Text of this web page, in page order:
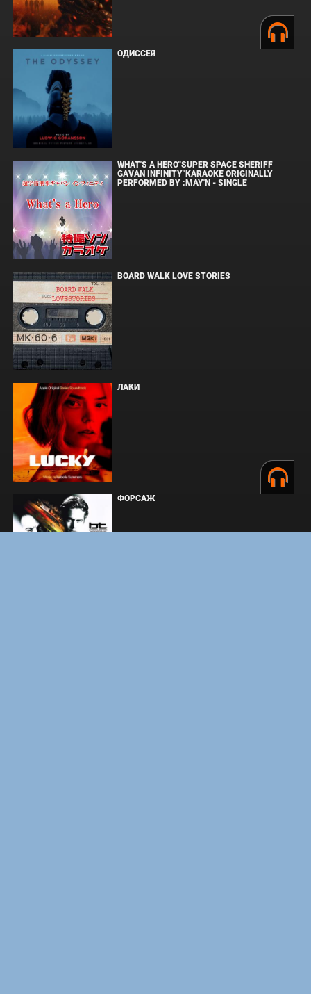
ОДИССЕЯ
WHAT'S A HERO"SUPER SPACE SHERIFF
GAVAN INFINITY"KARAOKE ORIGINALLY
PERFORMED BY :MAY'N - SINGLE
BOARD WALK LOVE STORIES
ЛАКИ
ФОРСАЖ